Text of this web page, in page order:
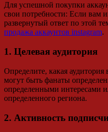
Для успешной покупки
свои потребности: Если вам
развернутый ответ по этой
продажа аккаунтов instagram.
1. Целевая аудитория
Определите, какая
могут быть фанаты
определенными интересами
определенного региона.
2. Активность